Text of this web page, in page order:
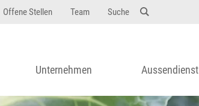
Offene Stellen Team Suche
Unternehmen Aussendienst